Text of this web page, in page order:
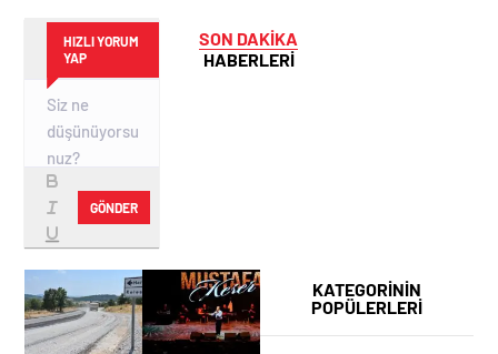
HIZLI YORUM
YAP
GÖNDER
SON DAKİKA
HABERLERİ
KATEGORİNİN
POPÜLERLERİ